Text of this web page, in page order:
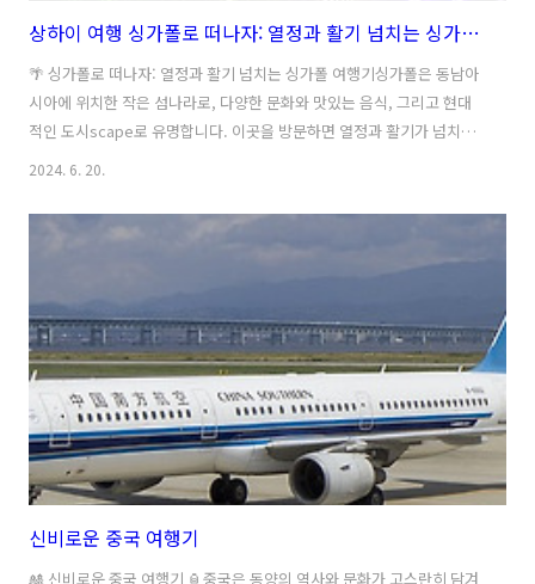
상하이 여행 싱가폴로 떠나자: 열정과 활기 넘치는 싱가폴 여행기
🌴 싱가폴로 떠나자: 열정과 활기 넘치는 싱가폴 여행기싱가폴은 동남아
시아에 위치한 작은 섬나라로, 다양한 문화와 맛있는 음식, 그리고 현대
적인 도시scape로 유명합니다. 이곳을 방문하면 열정과 활기가 넘치는
여행을 경험할 수 있습니다.🍜 맛집 탐방싱가폴은 다양한 음식 문화가 공
히, 향긋한 싱가폴 라카사, 맛있는 차이니즈 요리, 그리고 신선한 해산물
요리를 맛볼 수 있는 곳들이 인기가 많습니다.🏝 자연 속으로싱가폴에는
현대적인 도시scape 뿐만 아니라 아름다운 자연도 많이 존재합니다. 싱
가폴의 수목원이나 싱가폴 조지타운의 풍부한 식물과 동물들을 감상할
수 있는 곳들을 방문하면 자연 속에서의 평화로움을 느낄 수 있습니다.
🏙 도..
2024. 6. 20.
신비로운 중국 여행기
🎎 신비로운 중국 여행기 🏮중국은 동양의 역사와 문화가 고스란히 담겨